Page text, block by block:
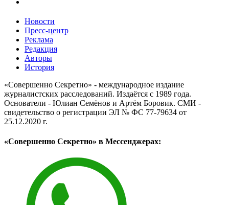
Новости
Пресс-центр
Реклама
Редакция
Авторы
История
«Совершенно Секретно» - международное издание
журналистских расследований. Издаётся с 1989 года.
Основатели - Юлиан Семёнов и Артём Боровик. CМИ -
свидетельство о регистрации ЭЛ № ФС 77-79634 от
25.12.2020 г.
«Совершенно Секретно» в Мессенджерах: